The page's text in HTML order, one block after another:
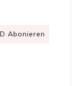
Abonieren